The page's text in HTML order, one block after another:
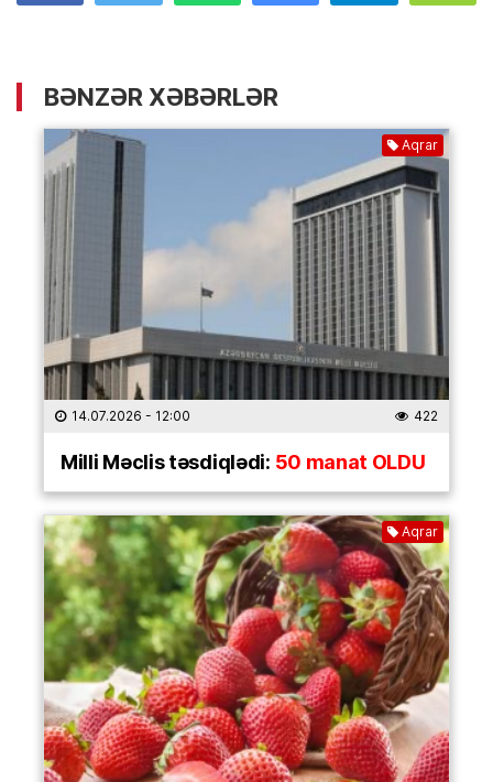
BƏNZƏR XƏBƏRLƏR
Aqrar
14.07.2026 - 12:00 422
Milli Məclis təsdiqlədi: 50 manat OLDU
Aqrar